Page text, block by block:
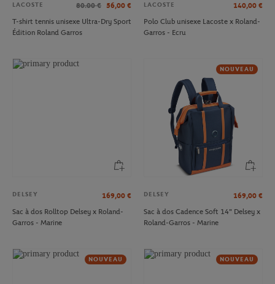
LACOSTE 80.00 € 56,00 €
T-shirt tennis unisexe Ultra-Dry Sport
Édition Roland Garros
LACOSTE 140,00 €
Polo Club unisexe Lacoste x Roland-
Garros - Ecru
DELSEY 169,00 €
Sac à dos Rolltop Delsey x Roland-
Garros - Marine
NOUVEAU
DELSEY 169,00 €
Sac à dos Cadence Soft 14" Delsey x
Roland-Garros - Marine
NOUVEAU NOUVEAU